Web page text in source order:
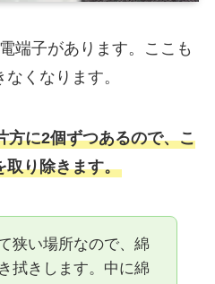
端子があります。ここも
くなります。
方に2個ずつあるので、こ
取り除きます。
狭い場所なので、綿
拭きします。中に綿